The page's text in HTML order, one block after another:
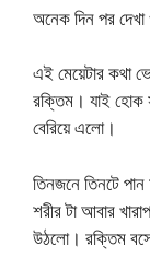
অনেক দিন পর দেখা
এই মেয়েটার কথা
রক্তিম। যাই হোক
বেরিয়ে এলো।
তিনজনে তিনটে
শরীর টা আবার
উঠলো। রক্তিম